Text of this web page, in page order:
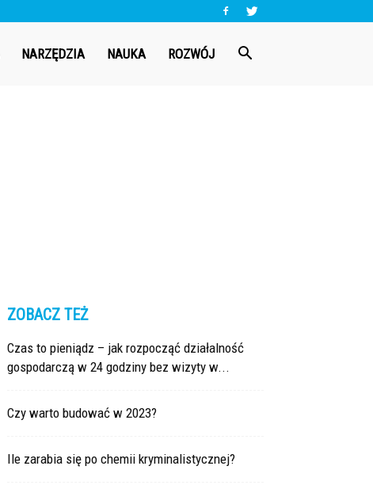
NARZĘDZIA NAUKA ROZWÓJ
ZOBACZ TEŻ
Czas to pieniądz – jak rozpocząć działalność
gospodarczą w 24 godziny bez wizyty w...
Czy warto budować w 2023?
Ile zarabia się po chemii kryminalistycznej?